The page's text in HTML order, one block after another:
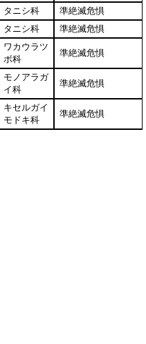
タニシ科
準絶滅危惧
タニシ科 準絶滅危惧
ワカウラツ
ボ科
準絶滅危惧
モノアラガ
イ科
準絶滅危惧
キセルガイ
モドキ科
準絶滅危惧